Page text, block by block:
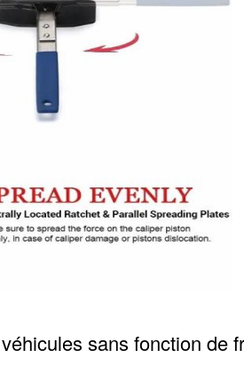
sans fonction de